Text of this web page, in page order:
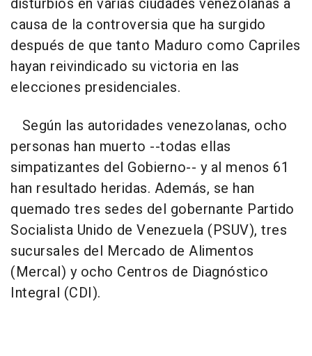
causa de la controversia que ha surgido
después de que tanto Maduro como Capriles
hayan reivindicado su victoria en las
elecciones presidenciales.
Según las autoridades venezolanas, ocho
personas han muerto --todas ellas
simpatizantes del Gobierno-- y al menos 61
han resultado heridas. Además, se han
quemado tres sedes del gobernante Partido
Socialista Unido de Venezuela (PSUV), tres
sucursales del Mercado de Alimentos
(Mercal) y ocho Centros de Diagnóstico
Integral (CDI).